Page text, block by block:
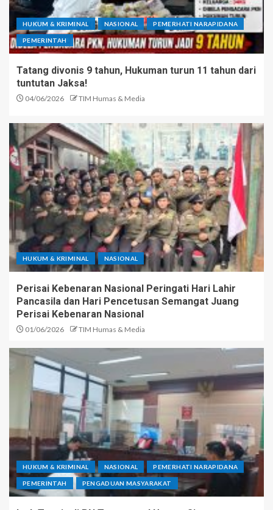
HUKUM & KRIMINAL NASIONAL PEMERHATI NARAPIDANA
PEMERINTAH
Tatang divonis 9 tahun, Hukuman turun 11 tahun dari
tuntutan Jaksa!
04/06/2026 TIM Humas & Media
HUKUM & KRIMINAL NASIONAL
Perisai Kebenaran Nasional Peringati Hari Lahir
Pancasila dan Hari Pencetusan Semangat Juang
Perisai Kebenaran Nasional
01/06/2026 TIM Humas & Media
HUKUM & KRIMINAL NASIONAL PEMERHATI NARAPIDANA
PEMERINTAH PENGADUAN MASYARAKAT